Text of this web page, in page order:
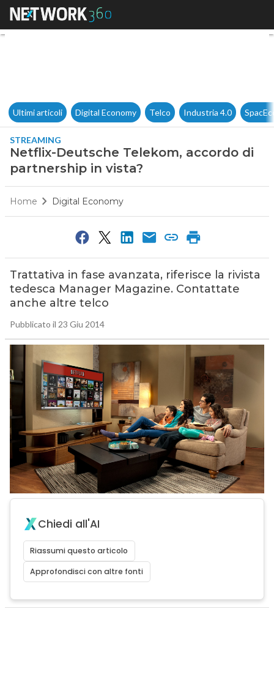
Netflix-Deutsche Telekom,
Ultimi articoli Digital Economy Telco Industria 4.0
STREAMING
Netflix-Deutsche Telekom, accordo di
partnership in vista?
Home Digital Economy
Trattativa in fase avanzata, riferisce la rivista
tedesca Manager Magazine. Contattate
anche altre telco
Pubblicato il 23 Giu 2014
Chiedi all'AI
Riassumi questo articolo
Approfondisci con altre fonti